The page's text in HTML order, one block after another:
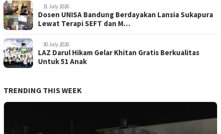
31 July 2026
Dosen UNISA Bandung Berdayakan Lansia Sukapura
Lewat Terapi SEFT dan M…
30 July 2026
LAZ Darul Hikam Gelar Khitan Gratis Berkualitas
Untuk 51 Anak
TRENDING THIS WEEK